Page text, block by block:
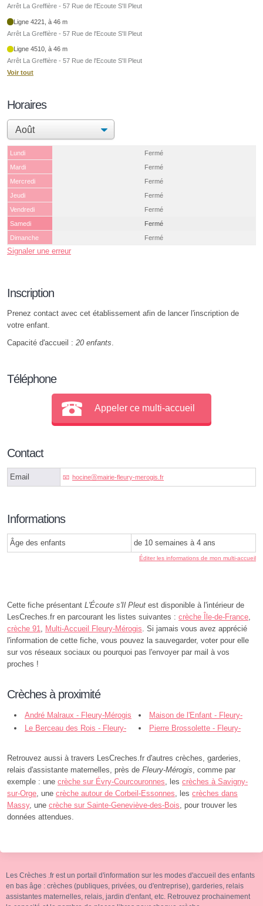
Arrêt La Greffière - 57 Rue de l'Ecoute S'Il Pleut
Ligne 4221, à 46 m
Arrêt La Greffière - 57 Rue de l'Ecoute S'Il Pleut
Ligne 4510, à 46 m
Arrêt La Greffière - 57 Rue de l'Ecoute S'Il Pleut
Voir tout
Horaires
Lundi
Fermé
Mardi
Fermé
Mercredi
Fermé
Jeudi
Fermé
Vendredi
Fermé
Samedi
Fermé
Dimanche
Fermé
Signaler une erreur
Inscription
Prenez contact avec cet établissement afin de lancer l'inscription de
votre enfant.
Capacité d'accueil : 20 enfants
Téléphone
Appeler ce multi-accueil
Contact
Email hocineⓐmairie-fleury-merogis.fr
Informations
Âge des enfants de 10 semaines à 4 ans
Éditer les informations de mon multi-accueil
Cette fiche présentant L'Écoute s'Il Pleut est disponible à l'intérieur de
LesCreches.fr en parcourant les listes suivantes : crèche Île-de-France
crèche 91
Multi-Accueil Fleury-Mérogis . Si jamais vous avez apprécié
l'information de cette fiche, vous pouvez la sauvegarder, voter pour elle
sur vos réseaux sociaux ou pourquoi pas l'envoyer par mail à vos
proches !
Crèches à proximité
André Malraux - Fleury-Mérogis
Maison de l'Enfant - Fleury-
Mérogis
Le Berceau des Rois - Fleury-
Pierre Brossolette - Fleury-
Retrouvez aussi à travers LesCreches.fr d'autres crèches, garderies,
relais d'assistante maternelles, près de Fleury-Mérogis , comme par
exemple : une crèche sur Évry-Courcouronnes , les crèches à Savigny-
sur-Orge , une crèche autour de Corbeil-Essonnes , les crèches dans
Massy, une crèche sur Sainte-Geneviève-des-Bois , pour trouver les
données attendues.
Les Crèches .fr est un portail d'information sur les modes d'accueil des enfants
en bas âge : crèches (publiques, privées, ou d'entreprise), garderies, relais
assistantes maternelles, relais, jardin d'enfant, etc. Retrouvez prochainement